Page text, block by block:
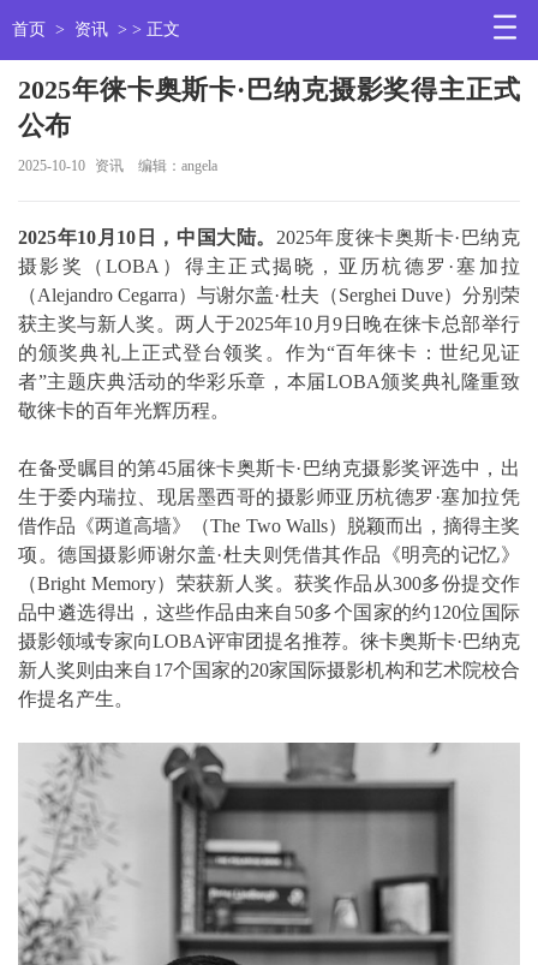
首页 > 资讯 > > 正文
2025年徕卡奥斯卡·巴纳克摄影奖得主正式
公布
2025-10-10 资讯 编辑：angela
2025年10 月 10 日，中国大陆。 2025年度徕卡奥斯卡·巴纳克
摄影奖（LOBA）得主正式揭晓，亚历杭德罗·塞加拉
（Alejandro Cegarra）与谢尔盖·杜夫（Serghei Duve）分别荣
获主奖与新人奖。两人于2025年10月9日晚在徕卡总部举行
的颁奖典礼上正式登台领奖。作为“百年徕卡：世纪见证
者”主题庆典活动的华彩乐章，本届LOBA颁奖典礼隆重致
敬徕卡的百年光辉历程。
在备受瞩目的第45届徕卡奥斯卡·巴纳克摄影奖评选中，出
生于委内瑞拉、现居墨西哥的摄影师亚历杭德罗·塞加拉凭
借作品《两道高墙》（The Two Walls）脱颖而出，摘得主奖
项。德国摄影师谢尔盖·杜夫则凭借其作品《明亮的记忆》
（Bright Memory）荣获新人奖。获奖作品从300多份提交作
品中遴选得出，这些作品由来自50多个国家的约120位国际
摄影领域专家向LOBA评审团提名推荐。徕卡奥斯卡·巴纳克
新人奖则由来自17个国家的20家国际摄影机构和艺术院校合
作提名产生。